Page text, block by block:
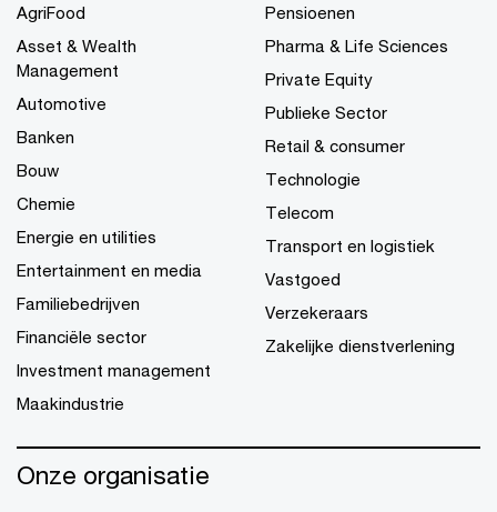
AgriFood
Asset & Wealth
Management
Automotive
Banken
Bouw
Chemie
Energie en utilities
Entertainment en media
Familiebedrijven
Financiële sector
Investment management
Maakindustrie
Pensioenen
Pharma & Life Sciences
Private Equity
Publieke Sector
Retail & consumer
Technologie
Telecom
Transport en logistiek
Vastgoed
Verzekeraars
Zakelijke dienstverlening
Onze organisatie